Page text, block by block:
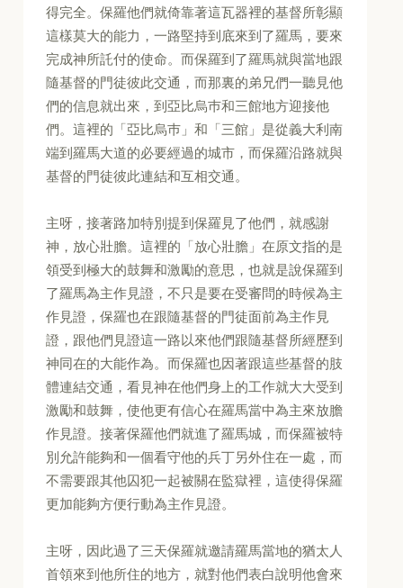
得完全。保羅他們就倚靠著這瓦器裡的基督所彰顯
這樣莫大的能力，一路堅持到底來到了羅馬，要來
完成神所託付的使命。而保羅到了羅馬就與當地跟
隨基督的門徒彼此交通，而那裏的弟兄們一聽見他
們的信息就出來，到亞比烏巿和三館地方迎接他
們。這裡的「亞比烏巿」和「三館」是從義大利南
端到羅馬大道的必要經過的城市，而保羅沿路就與
基督的門徒彼此連結和互相交通。
主呀，接著路加特別提到保羅見了他們，就感謝
神，放心壯膽。這裡的「放心壯膽」在原文指的是
領受到極大的鼓舞和激勵的意思，也就是說保羅到
了羅馬為主作見證，不只是要在受審問的時候為主
作見證，保羅也在跟隨基督的門徒面前為主作見
證，跟他們見證這一路以來他們跟隨基督所經歷到
神同在的大能作為。而保羅也因著跟這些基督的肢
體連結交通，看見神在他們身上的工作就大大受到
激勵和鼓舞，使他更有信心在羅馬當中為主來放膽
作見證。接著保羅他們就進了羅馬城，而保羅被特
別允許能夠和一個看守他的兵丁另外住在一處，而
不需要跟其他囚犯一起被關在監獄裡，這使得保羅
更加能夠方便行動為主作見證。
主呀，因此過了三天保羅就邀請羅馬當地的猶太人
首領來到他所住的地方，就對他們表白說明他會來